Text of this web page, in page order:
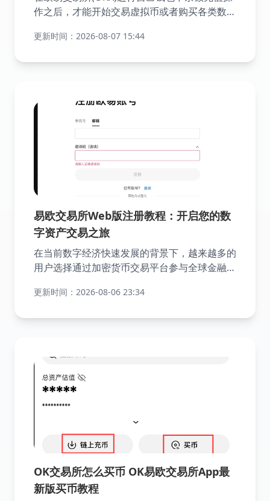
作之后，才能开始交易虚拟币或者购买各类数字
操作步骤过程。只需要按照小编提供的详细的操
更新时间：2026-08-07 15:44
易欧交易所Web版注册教程：开启您的数
字资产交易之旅
在当前数字经济快速发展的背景下，越来越多的
用户选择通过加密货币交易平台参与全球金融市
平台之一，欧易(OKX)为用户提供了安全、稳定
更新时间：2026-08-06 23:34
OK交易所怎么买币 OK易欧交易所App最
新版买币教程